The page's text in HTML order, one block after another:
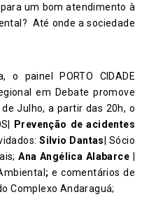
um bom atendimento à
Até onde a sociedade
painel PORTO CIDADE
em Debate promove
Julho, a partir das 20h, o
Prevenção de acidentes
Silvio Dantas | Sócio
Ana Angélica Alabarce
;e comentários de
Complexo Andaraguá;